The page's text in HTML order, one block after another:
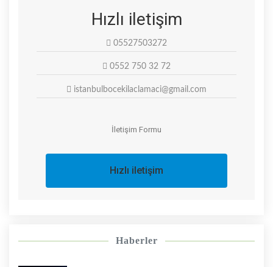
Hızlı iletişim
05527503272
0552 750 32 72
istanbulbocekilaclamaci@gmail.com
İletişim Formu
Hızlı iletişim
Haberler